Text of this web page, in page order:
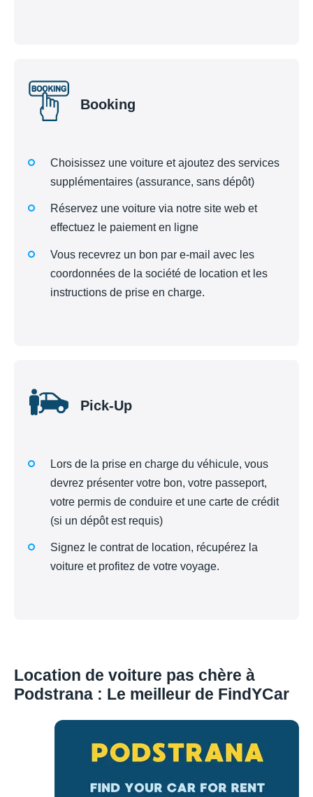
Booking
Choisissez une voiture et ajoutez des services
supplémentaires (assurance, sans dépôt)
Réservez une voiture via notre site web et
effectuez le paiement en ligne
Vous recevrez un bon par e-mail avec les
coordonnées de la société de location et les
instructions de prise en charge.
Pick-Up
Lors de la prise en charge du véhicule, vous
devrez présenter votre bon, votre passeport,
votre permis de conduire et une carte de crédit
(si un dépôt est requis)
Signez le contrat de location, récupérez la
voiture et profitez de votre voyage.
Location de voiture pas chère à
Podstrana : Le meilleur de FindYCar